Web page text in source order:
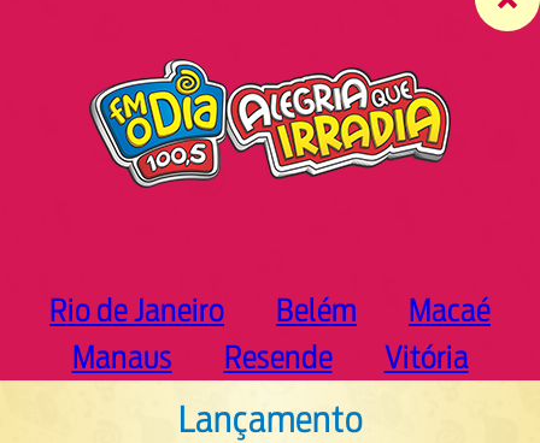
Rio de Janeiro Belém
Macaé
Manaus
Resende Vitória
Lançamento